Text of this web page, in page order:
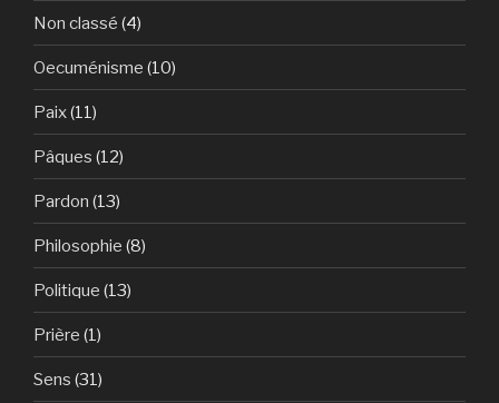
Non classé (4)
Oecuménisme (10)
Paix(11)
Pâques (12)
Pardon (13)
Philosophie (8)
Politique (13)
Prière (1)
Sens (31)